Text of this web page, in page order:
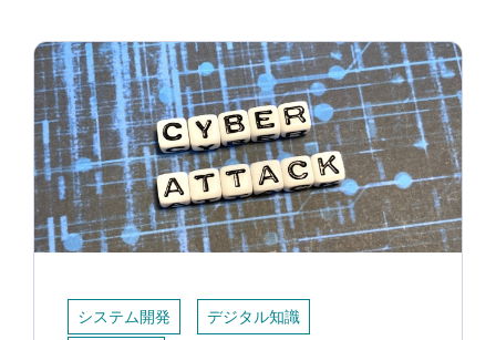
システム開発
デジタル知識